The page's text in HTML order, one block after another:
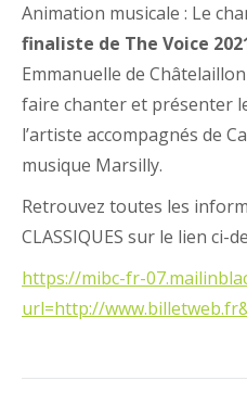
Animation musicale : Le
finaliste de The Voice
Emmanuelle de
faire chanter et présenter
l’artiste accompagnés de
musique Marsilly.
Retrouvez toutes les
CLASSIQUES sur le lien ci-
https://mibc-fr-
url=http://